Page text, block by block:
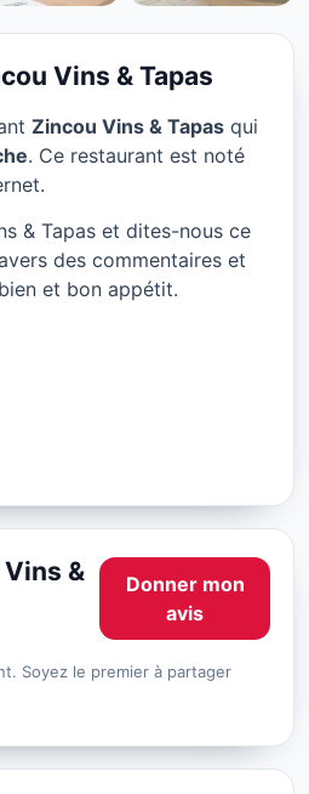
Tapas à
Vins & Tapas
Zincou Vins & Tapas qui
. Ce restaurant est noté
& Tapas et dites-nous ce
des commentaires et
et bon appétit.
&
Donner mon
avis
Soyez le premier à partager